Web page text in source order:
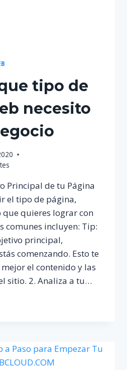
tipo de
necesito
Principal de tu Página
el tipo de página,
quieres lograr con
comunes incluyen: Tip:
principal,
comenzando. Esto te
el contenido y las
sitio. 2. Analiza a tu…